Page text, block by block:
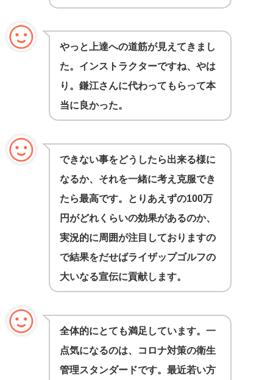
やっと上達への道筋が見えてきまし
た。インストラクターですね、やは
り。鎌江さんに代わってもらって本
当に良かった。
できない事をどうしたら出来る様に
なるか、それを一緒に考え克服でき
たら最高です。とりあえずの100万
円がどれくらいの効果があるのか、
実況的に周囲が注目しておりますの
で結果をだせばライザップゴルフの
大いなる宣伝に貢献します。
全体的にとても満足しています。一
点気になるのは、コロナ対策の衛生
管理スタンダードです。最近若い方